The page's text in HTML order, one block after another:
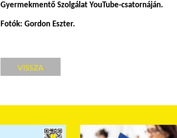
Gyermekmentő Szolgálat YouTube-csatornáján.
Fotók: Gordon Eszter.
VISSZA